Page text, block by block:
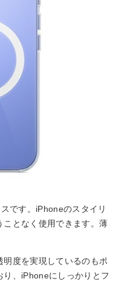
です。iPhoneのスタイリ
ことなく使用できます。薄
度を実現しているのもポ
り、iPhoneにしっかりとフ